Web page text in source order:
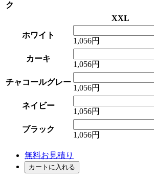
ク
XXL
ホワイト
1,056円
カーキ
1,056円
チャコールグレー
1,056円
ネイビー
1,056円
ブラック
1,056円
無料お見積り
カートに入れる